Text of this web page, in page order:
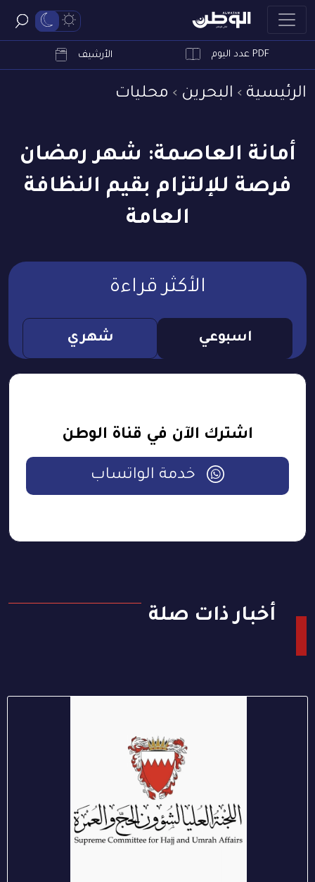
PDF عدد اليوم الأرشيف
الرئيسية البحرين محليات
أمانة العاصمة: شهر رمضان
فرصة للإلتزام بقيم النظافة
العامة
الأكثر قراءة
اسبوعي شهري
اشترك الآن في قناة الوطن
خدمة الواتساب
أخبار ذات صلة